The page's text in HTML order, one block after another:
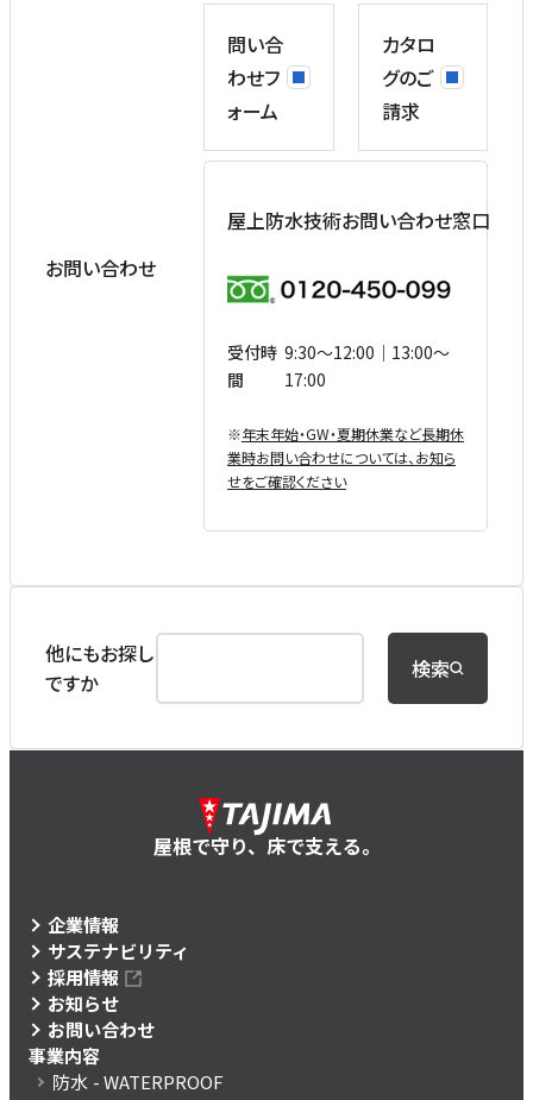
お問い合わせ
問い合
わせフ
ォーム
カタロ
グのご
請求
屋上防水技術お問い合わせ窓口
受付時
間
9:30〜12:00｜13:00〜
17:00
※年末年始・GW・夏期休業など⻑期休
業時お問い合わせについては、お知ら
せをご確認ください
他にもお探し
ですか
検索
屋根で守り、床で支える。
企業情報
サステナビリティ
採用情報
お知らせ
お問い合わせ
事業内容
防水 - WATERPROOF